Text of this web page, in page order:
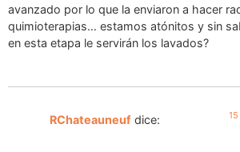
avanzado por lo que la enviaron a hacer
quimioterapias… estamos atónitos y sin
en esta etapa le servirán los lavados?
RChateauneuf dice: